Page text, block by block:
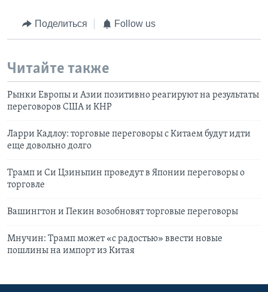
Поделиться Follow us
Читайте также
Рынки Европы и Азии позитивно реагируют на результаты
переговоров США и КНР
Ларри Кадлоу: торговые переговоры с Китаем будут идти
еще довольно долго
Трамп и Си Цзиньпин проведут в Японии переговоры о
торговле
Вашингтон и Пекин возобновят торговые переговоры
Мнучин: Трамп может «с радостью» ввести новые
пошлины на импорт из Китая